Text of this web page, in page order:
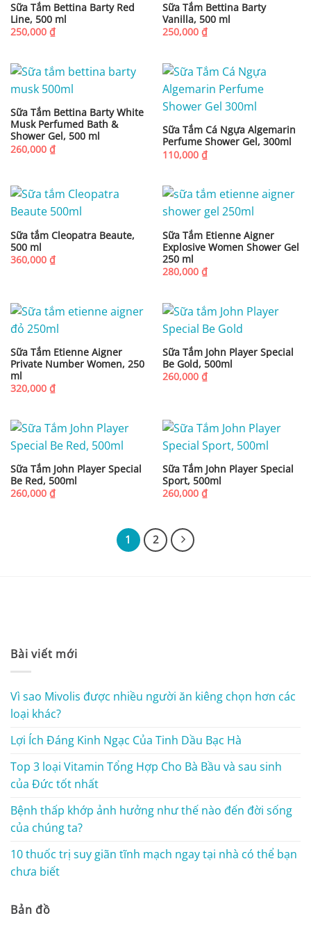
Sữa Tắm Bettina Barty Red
Line, 500 ml
250,000 ₫
Sữa Tắm Bettina Barty
Vanilla, 500 ml
250,000 ₫
Sữa Tắm Bettina Barty White
Musk Perfumed Bath &
Shower Gel, 500 ml
260,000 ₫
Sữa Tắm Cá Ngựa Algemarin
Perfume Shower Gel, 300ml
110,000 ₫
Sữa tắm Cleopatra Beaute,
500 ml
360,000 ₫
Sữa Tắm Etienne Aigner
Explosive Women Shower Gel
250 ml
280,000 ₫
Sữa Tắm Etienne Aigner
Private Number Women, 250
ml
320,000 ₫
Sữa Tắm John Player Special
Be Gold, 500ml
260,000 ₫
Sữa Tắm John Player Special
Be Red, 500ml
260,000 ₫
Sữa Tắm John Player Special
Sport, 500ml
260,000 ₫
1 2
Bài viết mới
Vì sao Mivolis được nhiều người ăn kiêng chọn hơn các
loại khác?
Lợi Ích Đáng Kinh Ngạc Của Tinh Dầu Bạc Hà
Top 3 loại Vitamin Tổng Hợp Cho Bà Bầu và sau sinh
của Đức tốt nhất
Bệnh thấp khớp ảnh hưởng như thế nào đến đời sống
của chúng ta?
10 thuốc trị suy giãn tĩnh mạch ngay tại nhà có thể bạn
chưa biết
Bản đồ